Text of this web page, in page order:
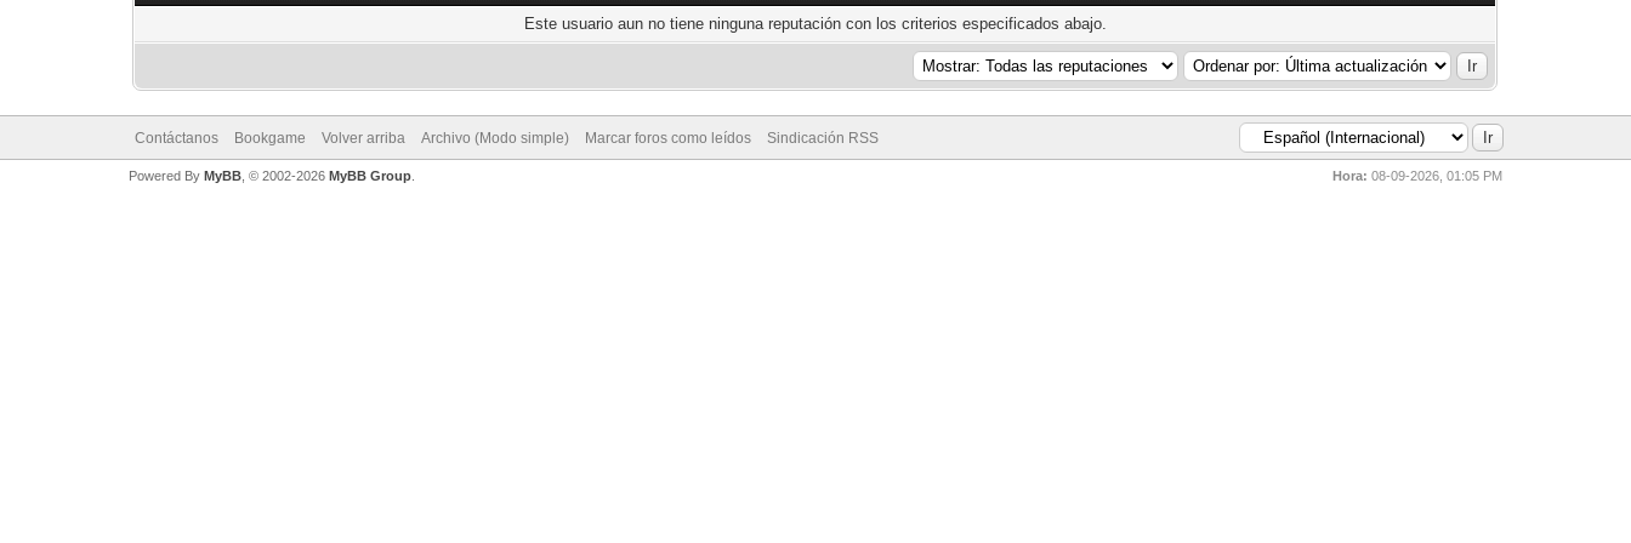
Este usuario aun no tiene ninguna reputación con los criterios especificados abajo.
Contáctanos Bookgame Volver arriba Archivo (Modo simple) Marcar foros como leídos Sindicación RSS
Hora: 08-09-2026, 01:05 PM
Powered By MyBB, © 2002-2026 MyBB Group.